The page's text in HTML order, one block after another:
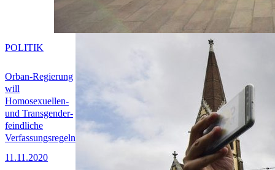
Orban-Regierung
will
Homosexuellen-
und Transgender-
feindliche
Verfassungsregeln
11.11.2020
POLITIK